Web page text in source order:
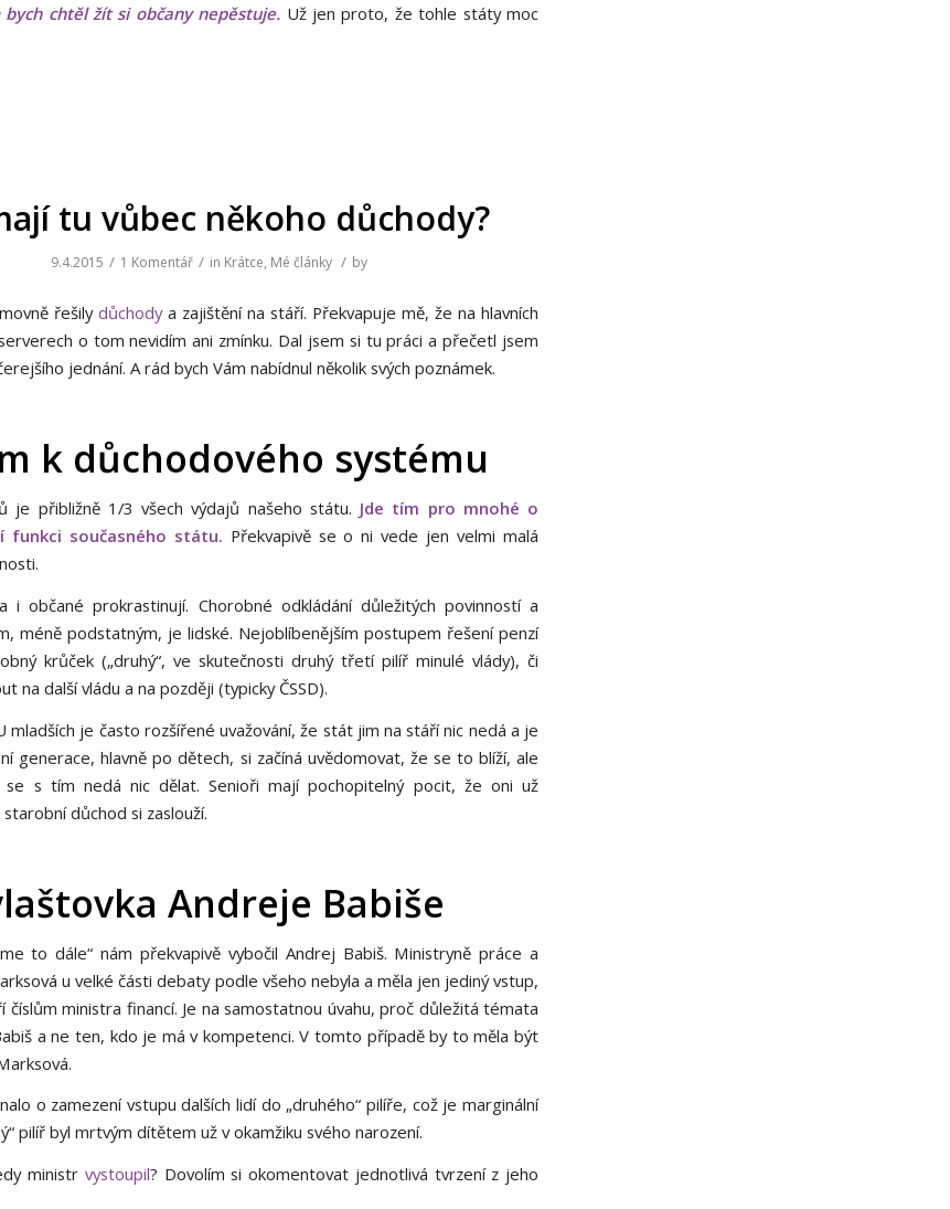
chtěl žít si občany nepěstuje. Už jen proto, že tohle státy moc
tu vůbec někoho důchody?
9.4.2015 / 1 Komentář / in Krátce, Mé články / by
řešilydůchodya zajištění na stáří. Překvapuje mě, že na hlavních
o tom nevidím ani zmínku. Dal jsem si tu práci a přečetl jsem
jednání. A rád bych Vám nabídnul několik svých poznámek.
k důchodového systému
je přibližně 1/3 všech výdajů našeho státu. Jde tím pro mnohé o
funkci současného státu. Překvapivě se o ni vede jen velmi malá
i občané prokrastinují. Chorobné odkládání důležitých povinností a
méně podstatným, je lidské. Nejoblíbenějším postupem řešení penzí
krůček („druhý“, ve skutečnosti druhý třetí pilíř minulé vlády), či
na další vládu a na později (typicky ČSSD).
mladších je často rozšířené uvažování, že stát jim na stáří nic nedá a je
generace, hlavně po dětech, si začíná uvědomovat, že se to blíží, ale
s tím nedá nic dělat. Senioři mají pochopitelný pocit, že oni už
důchod si zaslouží.
Andreje Babiše
to dále“ nám překvapivě vybočil Andrej Babiš. Ministryně práce a
u velké části debaty podle všeho nebyla a měla jen jediný vstup,
číslům ministra financí. Je na samostatnou úvahu, proč důležitá témata
a ne ten, kdo je má v kompetenci. V tomto případě by to měla být
o zamezení vstupu dalších lidí do „druhého“ pilíře, což je marginální
pilíř byl mrtvým dítětem už v okamžiku svého narození.
ministr vystoupil? Dovolím si okomentovat jednotlivá tvrzení z jeho